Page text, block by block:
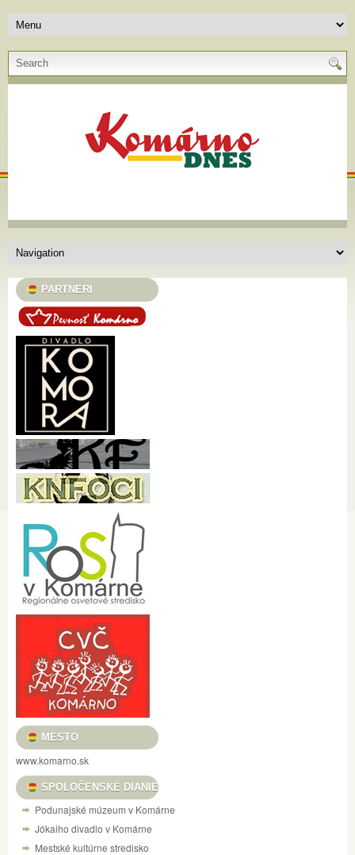
PARTNERI
MESTO
www.komarno.sk
SPOLOČENSKÉ DIANIE
Podunajské múzeum v Komárne
Jókaiho divadlo v Komárne
Mestské kultúrne stredisko